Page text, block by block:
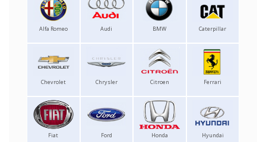
Alfa Romeo Audi BMW Caterpillar
Chevrolet Chrysler Citroen Ferrari
Fiat Ford Honda Hyundai